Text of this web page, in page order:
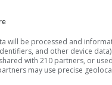
will be processed and
and other device
with 210 partners, or
may use precise